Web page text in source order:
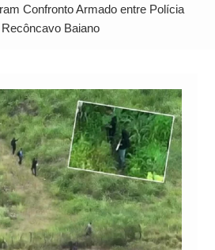
Alto
Confronto Armado entre Polícia
Baiano